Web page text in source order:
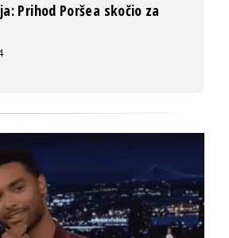
Prihod Poršea skočio za